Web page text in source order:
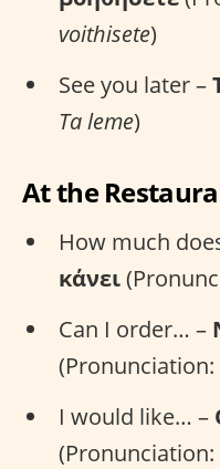
voithisete)
See you later –
Ta leme)
At the
How much
κάνει
Can I order… –
(Pronunciation:
I would like… –
(Pronunciation: